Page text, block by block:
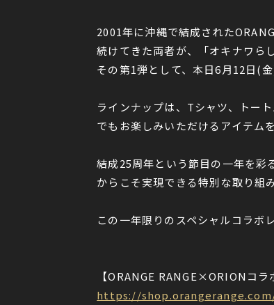
2001年に沖縄で結成された
続けてきた両者が、「オキナワら
その第1弾として、本日6月12日(
ラインナップは、Tシャツ、トー
でもお楽しみいただけるアイテム
結成25周年という節目の一年を彩
からこそ実現できる特別な取り組
この一年限りのスペシャルコラボ
【ORANGE RANGE×ORIONコラ
https://